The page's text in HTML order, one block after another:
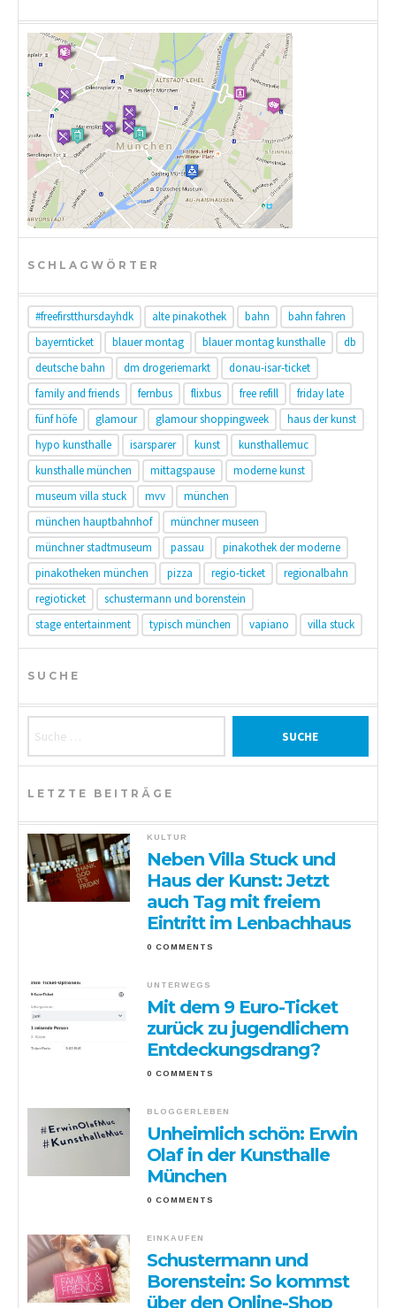
SCHLAGWÖRTER
#freefirstthursdayhdk alte pinakothek bahn
bahn fahren
bayernticket
blauer montag blauer montag kunsthalle
db
deutsche bahn
dm drogeriemarkt
donau-isar-ticket
family and friends
fernbus flixbus free refill
friday late
fünf höfe
glamour glamour shoppingweek
haus der kunst
hypo kunsthalle
isarsparer kunst
kunsthallemuc
kunsthalle münchen
mittagspause
moderne kunst
museum villa stuck
mvv
münchen
münchen hauptbahnhof
münchner museen
münchner stadtmuseum
passau
pinakothek der moderne
pinakotheken münchen
pizza regio-ticket
regionalbahn
regioticket
schustermann und borenstein
stage entertainment
typisch münchen vapiano villa stuck
SUCHE
LETZTE BEITRÄGE
KULTUR
Neben Villa Stuck und
Haus der Kunst: Jetzt
auch Tag mit freiem
Eintritt im Lenbachhaus
0 COMMENTS
UNTERWEGS
Mit dem 9 Euro-Ticket
zurück zu jugendlichem
Entdeckungsdrang?
0 COMMENTS
BLOGGERLEBEN
Unheimlich schön: Erwin
Olaf in der Kunsthalle
München
0 COMMENTS
EINKAUFEN
Schustermann und
Borenstein: So kommst
über den Online-Shop